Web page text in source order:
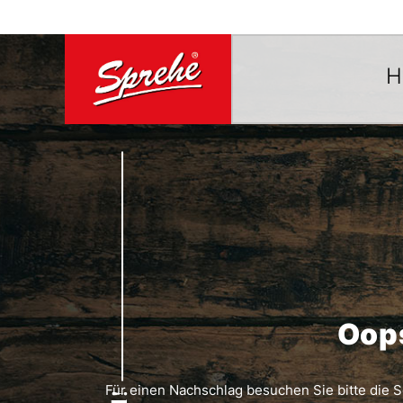
Für einen Nachschlag besuchen Sie bitte die